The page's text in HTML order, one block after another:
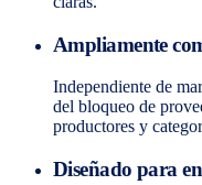
Ampliamente
Independiente de
del bloqueo de
productores y
Diseñado para